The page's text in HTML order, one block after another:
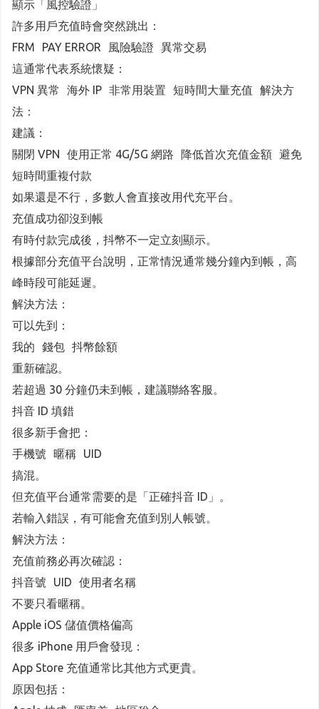
顯示「風控驗證」
許多用戶充值時會突然跳出：
FRM PAY ERROR 風險驗證 異常交易
這通常代表系統懷疑：
VPN 異常 海外 IP 非常用裝置 短時間大量充值 解決方
法：
建議：
關閉 VPN 使用正常 4G/5G 網路 降低首次充值金額 避免
短時間重複付款
如果還是不行，多數人會直接改用代充平台。
充值成功卻沒到帳
有時付款完成後，抖幣不一定立刻顯示。
根據部分充值平台說明，正常情況通常幾分鐘內到帳，高
峰時段可能延遲。
解決方法：
可以先到：
我的 錢包 抖幣餘額
重新確認。
若超過 30 分鐘仍未到帳，建議聯絡客服。
抖音 ID 填錯
很多新手會把：
手機號 暱稱 UID
搞混。
但充值平台通常需要的是「正確抖音 ID」。
若輸入錯誤，有可能會充值到別人帳號。
解決方法：
充值前務必再次確認：
抖音號 UID 使用者名稱
不要只看暱稱。
Apple iOS 儲值價格偏高
很多 iPhone 用戶會發現：
App Store 充值通常比其他方式更貴。
原因包括：